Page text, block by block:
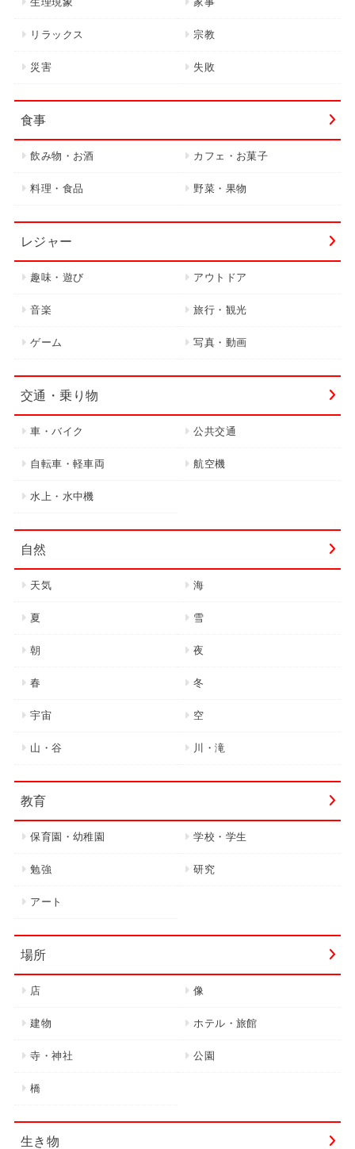
リラックス 宗教
災害 失敗
食事
飲み物・お酒 カフェ・お菓子
料理・食品 野菜・果物
レジャー
趣味・遊び アウトドア
音楽 旅行・観光
ゲーム 写真・動画
交通・乗り物
車・バイク 公共交通
自転車・軽車両 航空機
水上・水中機
自然
天気 海
夏 雪
朝 夜
春 冬
宇宙 空
山・谷 川・滝
教育
保育園・幼稚園 学校・学生
勉強 研究
アート
場所
店 像
建物 ホテル・旅館
寺・神社 公園
橋
生き物